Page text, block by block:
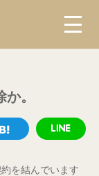
。
を結んでいます